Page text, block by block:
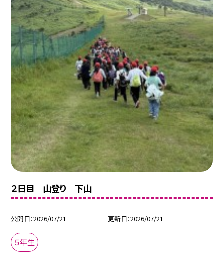
２日目 山登り 下山
公開日 2026/07/21 更新日 2026/07/21
５年生